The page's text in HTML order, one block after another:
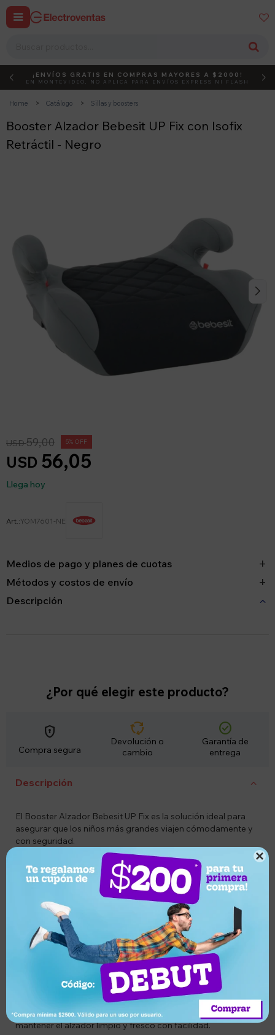

 
DEBUT ACTIVÁ EL CÓDIGO
¡ENVÍOS GRATIS EN COMPRAS MAYORES A $2000!
EN MONTEVIDEO, NO APLICA PARA ENVÍOS EXPRESS NI FLASH
Home Catálogo Sillas y boosters
Booster Alzador Bebesit UP Fix con Isofix
Retráctil - Negro
USD 56,05
USD59,00 5
Llega hoy
YOM7601-NE
Medios de pago y planes de cuotas
Métodos y costos de envío
Descripción
¿Por qué elegir este producto?
encrypted
Compra segura
cycle
Devolución o
cambio
check_circle
Garantía de
entrega
Descripción
El Booster Alzador Bebesit UP Fix es la solución ideal para
asegurar que los niños más grandes viajen cómodamente y
con seguridad.
Liviano y fácil de instalar, este booster se adapta
perfectamente a las necesidades de familias modernas,
ofreciendo flexibilidad y tranquilidad en cada trayecto.
- Seguridad mejorada: El sistema Isofix garantiza una fijación
segura y firme, evitando movimientos indeseados del
booster cuando no está en uso.
- Comodidad para niños grandes: Diseñado para ofrecer el
soporte necesario y un viaje cómodo para niños mayores.
- Facilidad de instalación: Con el indicador de color, los
padres pueden asegurarse de que el booster esté
correctamente instalado cada vez.
- Practicidad y limpieza: El tapiz desmontable permite
mantener el alzador limpio y fresco con facilidad.